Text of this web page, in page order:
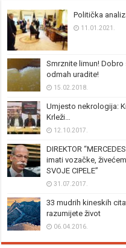
Politička
11.01.2021.
Smrznite limun!
odmah uradite!
15.02.2018.
Umjesto nekrologija:
Krleži…
12.10.2017.
DIREKTOR
imati vozačke,
SVOJE CIPELE”
31.07.2017.
33 mudrih kineskih
razumijete život
06.04.2016.